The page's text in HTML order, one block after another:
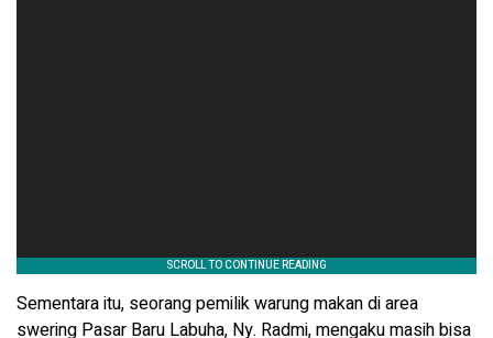
Sementara itu, seorang pemilik warung makan di area
swering Pasar Baru Labuha, Ny. Radmi, mengaku masih bisa